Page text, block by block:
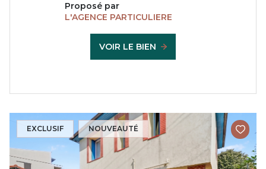
Proposé par
L'AGENCE PARTICULIERE
VOIR LE BIEN
EXCLUSIF NOUVEAUTÉ